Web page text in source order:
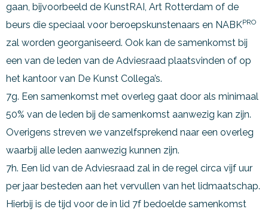
gaan, bijvoorbeeld de KunstRAI, Art Rotterdam of de
beurs die speciaal voor beroepskunstenaars en NABKPRO
zal worden georganiseerd. Ook kan de samenkomst bij
een van de leden van de Adviesraad plaatsvinden of op
het kantoor van De Kunst Collega’s.
7g. Een samenkomst met overleg gaat door als minimaal
50% van de leden bij de samenkomst aanwezig kan zijn.
Overigens streven we vanzelfsprekend naar een overleg
waarbij alle leden aanwezig kunnen zijn.
7h. Een lid van de Adviesraad zal in de regel circa vijf uur
per jaar besteden aan het vervullen van het lidmaatschap.
Hierbij is de tijd voor de in lid 7f bedoelde samenkomst